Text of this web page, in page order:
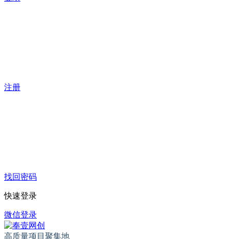
注册
找回密码
快速登录
微信登录
高质量项目聚集地